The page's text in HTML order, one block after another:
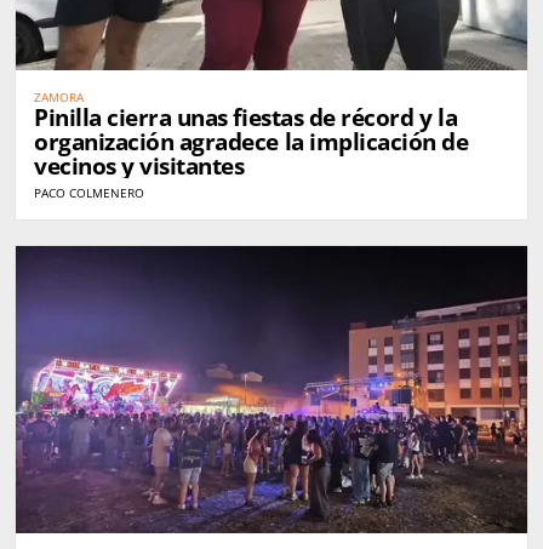
ZAMORA
Pinilla cierra unas fiestas de récord y la
organización agradece la implicación de
vecinos y visitantes
PACO COLMENERO